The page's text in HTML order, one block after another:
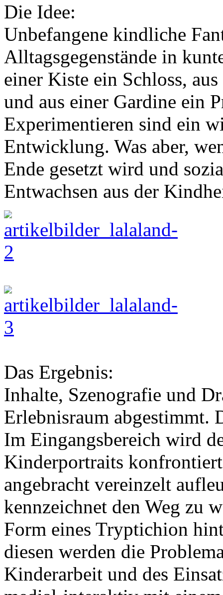
Die Idee:
Unbefangene kindliche
Alltagsgegenstände in
einer Kiste ein Schloss,
und aus einer Gardine ein
Experimentieren sind ein
Entwicklung. Was aber,
Ende gesetzt wird und
Entwachsen aus der
Das Ergebnis:
Inhalte, Szenografie und
Erlebnisraum abgestimmt.
Im Eingangsbereich wird
Kinderportraits
angebracht vereinzelt
kennzeichnet den Weg zu
Form eines Tryptichion
diesen werden die
Kinderarbeit und des